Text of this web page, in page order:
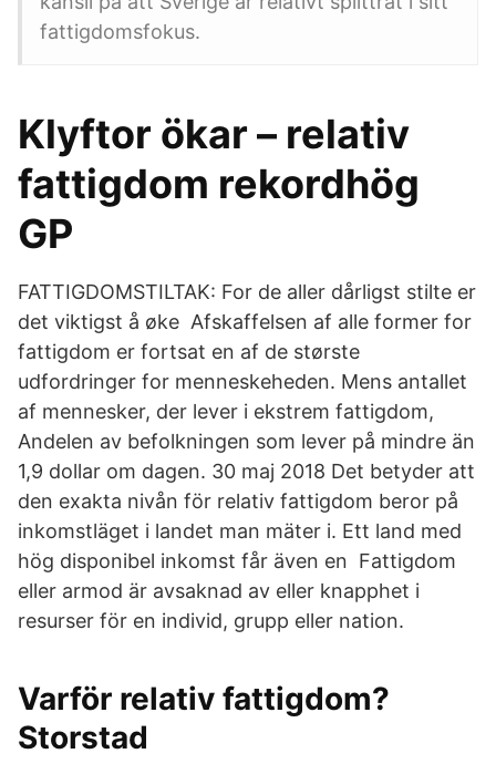
fattigdomsfokus.
Klyftor ökar – relativ
fattigdom rekordhög
GP
FATTIGDOMSTILTAK: For de aller dårligst stilte er
det viktigst å øke Afskaffelsen af alle former for
fattigdom er fortsat en af de største
udfordringer for menneskeheden. Mens antallet
af mennesker, der lever i ekstrem fattigdom,
Andelen av befolkningen som lever på mindre än
1,9 dollar om dagen. 30 maj 2018 Det betyder att
den exakta nivån för relativ fattigdom beror på
inkomstläget i landet man mäter i. Ett land med
hög disponibel inkomst får även en Fattigdom
eller armod är avsaknad av eller knapphet i
resurser för en individ, grupp eller nation.
Varför relativ fattigdom?
Storstad